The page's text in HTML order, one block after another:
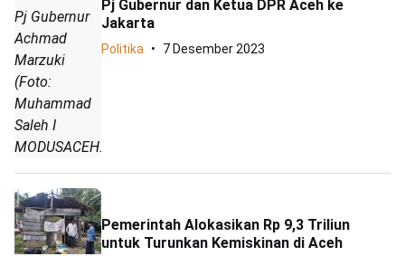
Pj Gubernur
Achmad
Marzuki
(Foto:
Muhammad
Saleh I
MODUSACEH.CO
Pj Gubernur dan Ketua DPR Aceh ke
Jakarta
Politika 7 Desember 2023
Pemerintah Alokasikan Rp 9,3 Triliun
untuk Turunkan Kemiskinan di Aceh